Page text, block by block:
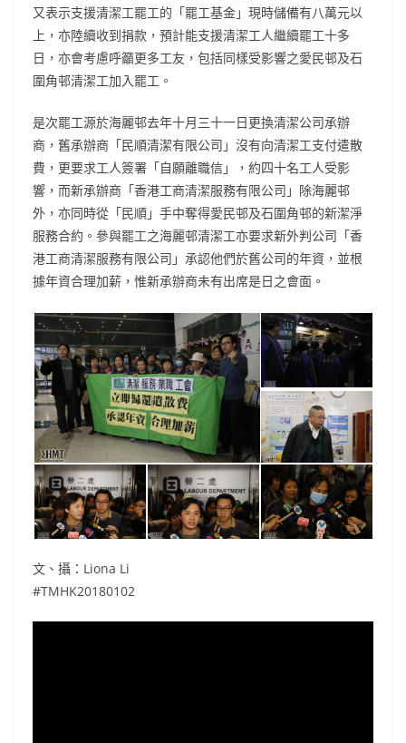
又表示支援清潔工罷工的「罷工基金」現時儲備有八萬元以
上，亦陸續收到捐款，預計能支援清潔工人繼續罷工十多
日，亦會考慮呼籲更多工友，包括同樣受影響之愛民邨及石
圍角邨清潔工加入罷工。
是次罷工源於海麗邨去年十月三十一日更換清潔公司承辦
商，舊承辦商「民順清潔有限公司」沒有向清潔工支付遣散
費，更要求工人簽署「自願離職信」，約四十名工人受影
響，而新承辦商「香港工商清潔服務有限公司」除海麗邨
外，亦同時從「民順」手中奪得愛民邨及石圍角邨的新潔淨
服務合約。參與罷工之海麗邨清潔工亦要求新外判公司「香
港工商清潔服務有限公司」承認他們於舊公司的年資，並根
據年資合理加薪，惟新承辦商未有出席是日之會面。
文、攝：Liona Li
#TMHK20180102